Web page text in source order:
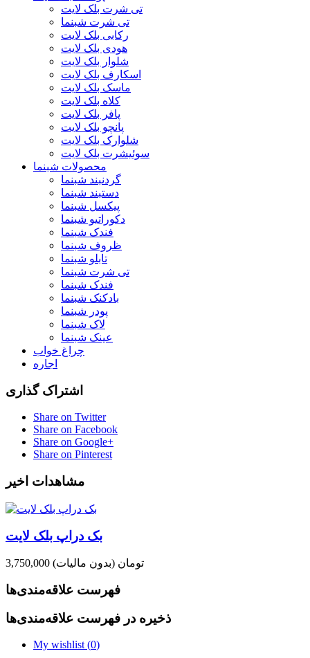
تی شرت بلک لایت
تی شرت شبنما
رکابی بلک لایت
هودی بلک لایت
شلوار بلک لایت
اسکارف بلک لایت
ماسک بلک لایت
کلاه بلک لایت
پافر بلک لایت
پانچو بلک لایت
شلوارک بلک لایت
سوئیشرت بلک لایت
محصولات شبنما
گردنبند شبنما
دستبند شبنما
پیکسل شبنما
دکوراتیو شبنما
فندک شبنما
ظروف شبنما
تابلو شبنما
تی شرت شبنما
فندک شبنما
بادکنک شبنما
پودر شبنما
لاک شبنما
عینک شبنما
چراغ خواب
اجاره
اشتراک گذاری
Share on Twitter
Share on Facebook
Share on Google+
Share on Pinterest
مشاهدات اخیر
بک دراپ بلک لایت
3,750,000 تومان (بدون مالیات)
فهرست علاقه‌مندی‌ها
ذخیره در فهرست علاقه‌مندی‌ها
My wishlist (0)